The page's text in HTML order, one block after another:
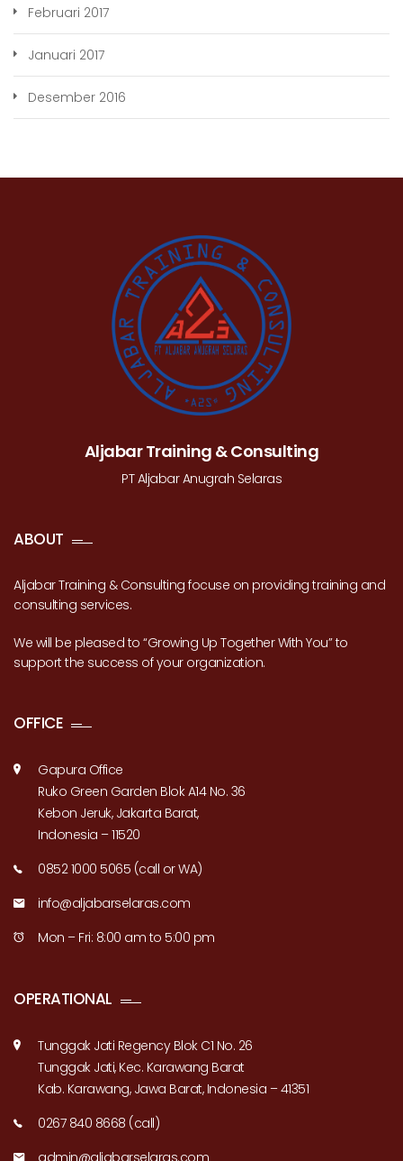
Februari 2017
Januari 2017
Desember 2016
Aljabar Training & Consulting
PT Aljabar Anugrah Selaras
ABOUT
Aljabar Training & Consulting focuse on providing training and
consulting services.
We will be pleased to “Growing Up Together With You” to
support the success of your organization.
OFFICE
Gapura Office
Ruko Green Garden Blok A14 No. 36
Kebon Jeruk, Jakarta Barat,
Indonesia – 11520
0852 1000 5065 (call or WA)
info@aljabarselaras.com
Mon – Fri: 8:00 am to 5:00 pm
OPERATIONAL
Tunggak Jati Regency Blok C1 No. 26
Tunggak Jati, Kec. Karawang Barat
Kab. Karawang, Jawa Barat, Indonesia – 41351
0267 840 8668 (call)
admin@aljabarselaras.com